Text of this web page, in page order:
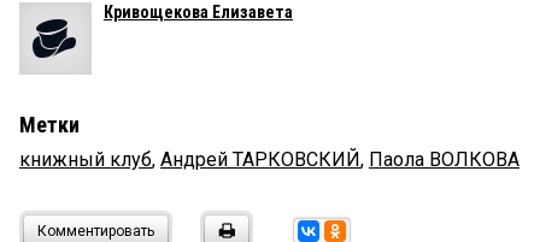
Кривощекова Елизавета
Метки
книжный клуб, Андрей ТАРКОВСКИЙ, Паола ВОЛКОВА
Комментировать